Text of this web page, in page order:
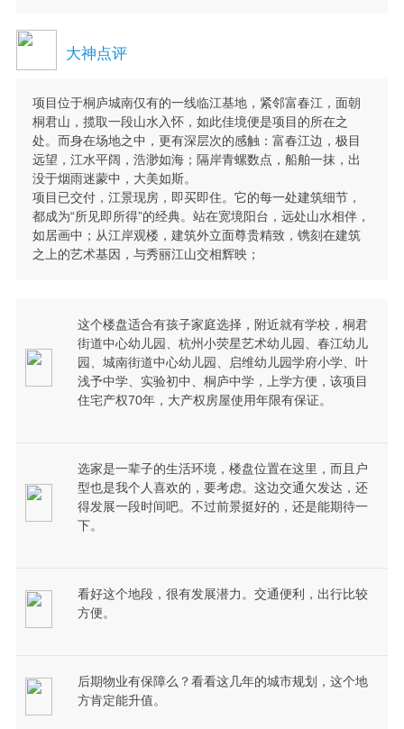
大神点评
项目位于桐庐城南仅有的一线临江基地，紧邻富春江，面朝
桐君山，揽取一段山水入怀，如此佳境便是项目的所在之
处。而身在场地之中，更有深层次的感触：富春江边，极目
远望，江水平阔，浩渺如海；隔岸青螺数点，船舶一抹，出
没于烟雨迷蒙中，大美如斯。
项目已交付，江景现房，即买即住。它的每一处建筑细节，
都成为“所见即所得”的经典。站在宽境阳台，远处山水相伴，
如居画中；从江岸观楼，建筑外立面尊贵精致，镌刻在建筑
之上的艺术基因，与秀丽江山交相辉映；
这个楼盘适合有孩子家庭选择，附近就有学校，桐君
街道中心幼儿园、杭州小荧星艺术幼儿园、春江幼儿
园、城南街道中心幼儿园、启维幼儿园学府小学、叶
浅予中学、实验初中、桐庐中学，上学方便，该项目
住宅产权70年，大产权房屋使用年限有保证。
选家是一辈子的生活环境，楼盘位置在这里，而且户
型也是我个人喜欢的，要考虑。这边交通欠发达，还
得发展一段时间吧。不过前景挺好的，还是能期待一
下。
看好这个地段，很有发展潜力。交通便利，出行比较
方便。
后期物业有保障么？看看这几年的城市规划，这个地
方肯定能升值。